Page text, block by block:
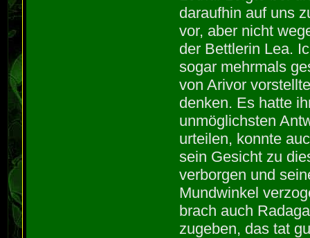
daraufhin auf uns
vor, aber nicht
der Bettlerin Lea.
sogar mehrmals
von Arivor
denken. Es hatte
unmöglichsten
urteilen, konnte
sein Gesicht zu
verborgen und
Mundwinkel
brach auch
zugeben, das tat